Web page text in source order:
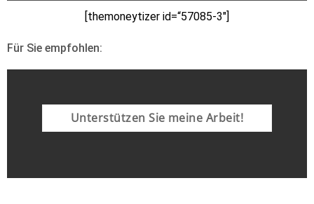
[themoneytizer id=“57085-3″]
Für Sie empfohlen:
Unterstützen Sie meine Arbeit!